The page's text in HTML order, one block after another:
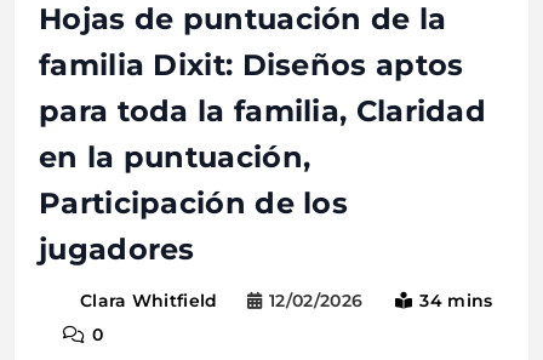
Hojas de puntuación de la
familia Dixit: Diseños aptos
para toda la familia, Claridad
en la puntuación,
Participación de los
jugadores
Clara Whitfield 12/02/2026
34 mins
0